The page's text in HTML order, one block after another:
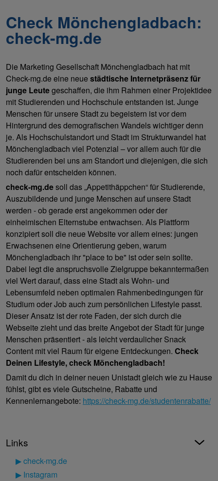
Check Mönchengladbach:
check-mg.de
Die Marketing Gesellschaft Mönchengladbach hat mit
Check-mg.de eine neue städtische Internetpräsenz für
junge Leutegeschaffen, die ihm Rahmen einer Projektidee
mit Studierenden und Hochschule entstanden ist. Junge
Menschen für unsere Stadt zu begeistern ist vor dem
Hintergrund des demografischen Wandels wichtiger denn
je. Als Hochschulstandort und Stadt im Strukturwandel hat
Mönchengladbach viel Potenzial – vor allem auch für die
Studierenden bei uns am Standort und diejenigen, die sich
noch dafür entscheiden können.
check-mg.desoll das „Appetithäppchen“ für Studierende,
Auszubildende und junge Menschen auf unsere Stadt
werden - ob gerade erst angekommen oder der
einheimischen Elternstube entwachsen. Als Plattform
konzipiert soll die neue Website vor allem eines: jungen
Erwachsenen eine Orientierung geben, warum
Mönchengladbach ihr "place to be" ist oder sein sollte.
Dabei legt die anspruchsvolle Zielgruppe bekanntermaßen
viel Wert darauf, dass eine Stadt als Wohn- und
Lebensumfeld neben optimalen Rahmenbedingungen für
Studium oder Job auch zum persönlichen Lifestyle passt.
Dieser Ansatz ist der rote Faden, der sich durch die
Webseite zieht und das breite Angebot der Stadt für junge
Menschen präsentiert - als leicht verdaulicher Snack
Content mit viel Raum für eigene Entdeckungen. Check
Deinen Lifestyle, check Mönchengladbach!
Damit du dich in deiner neuen Unistadt gleich wie zu Hause
fühlst, gibt es viele Gutscheine, Rabatte und
Kennenlernangebote: https://check-mg.de/studentenrabatte/
Links
▶ check-mg.de
▶ Instagram